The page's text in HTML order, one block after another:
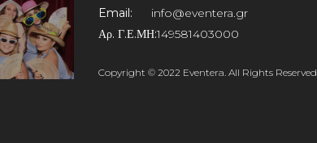
Email:
info@eventera.gr
Αρ. Γ.Ε.ΜΗ:149581403000
Copyright © 2022 Eventera. All Rights Reserved.